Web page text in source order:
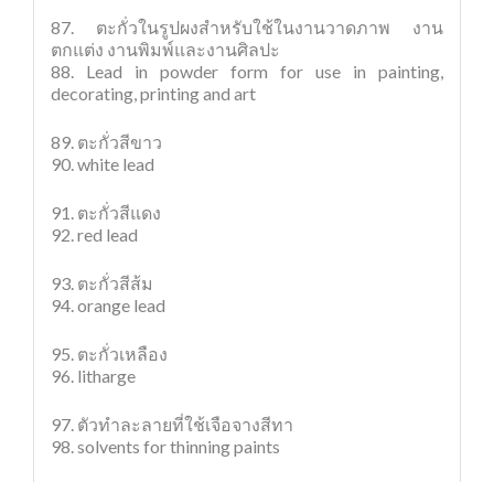
87. ตะกั่วในรูปผงสำหรับใช้ในงานวาดภาพ งาน
ตกแต่ง งานพิมพ์และงานศิลปะ
88. Lead in powder form for use in painting,
decorating, printing and art
89. ตะกั่วสีขาว
90. white lead
91. ตะกั่วสีแดง
92. red lead
93. ตะกั่วสีส้ม
94. orange lead
95. ตะกั่วเหลือง
96. litharge
97. ตัวทำละลายที่ใช้เจือจางสีทา
98. solvents for thinning paints